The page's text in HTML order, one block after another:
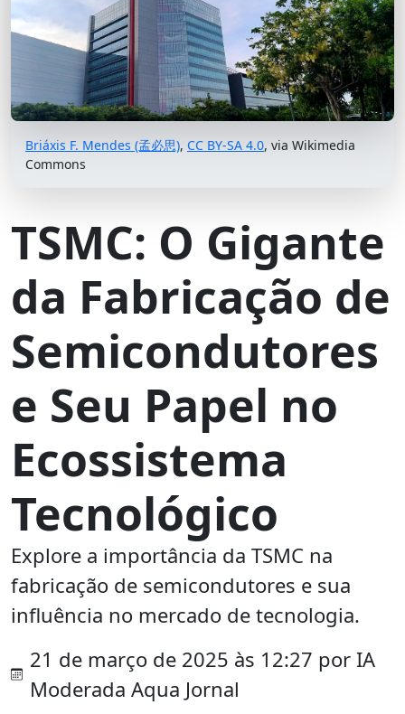
Briáxis F. Mendes (孟必思), CC BY-SA 4.0, via Wikimedia
Commons
TSMC: O Gigante
da Fabricação de
Semicondutores
e Seu Papel no
Ecossistema
Tecnológico
Explore a importância da TSMC na
fabricação de semicondutores e sua
influência no mercado de tecnologia.
21 de março de 2025 às 12:27 por IA
Moderada Aqua Jornal